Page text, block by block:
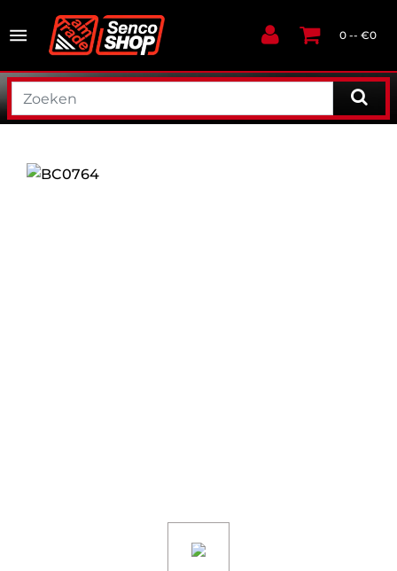
0 -- €0